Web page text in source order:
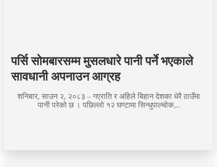
पर्सि सोमबारसम्म मुसलधारे पानी पर्ने भएकाले
सावधानी अपनाउन आग्रह
शनिबार, साउन २, २०८३ – गएराति र अहिले बिहान देशका धेरै ठाउँमा
पानी परेको छ । पछिल्लो १२ घण्टामा सिन्धुपाल्चोक,..